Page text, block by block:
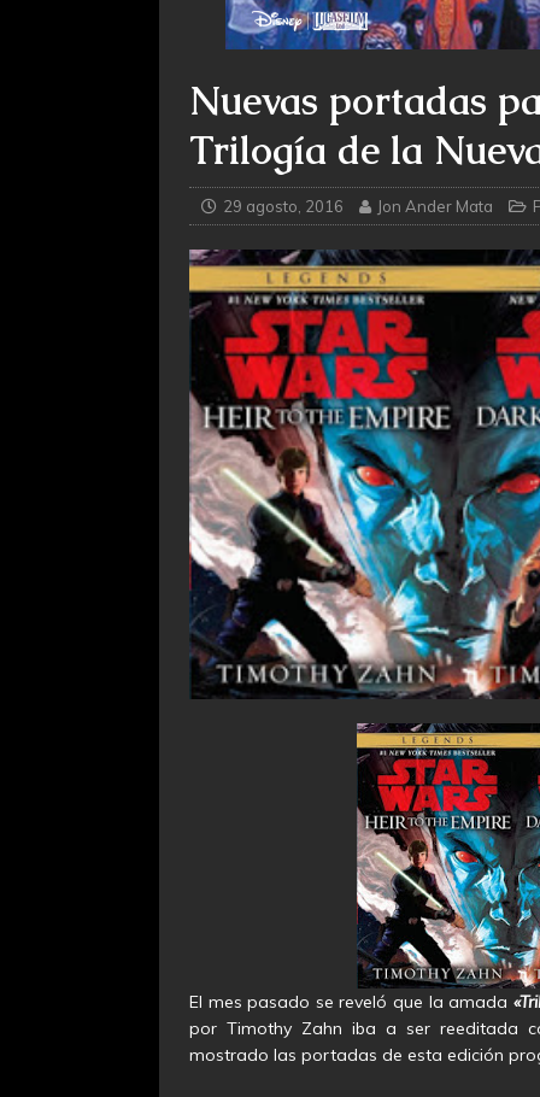
Nuevas portadas
Trilogía de la
29 agosto, 2016 Jon Ander Mata
El mes pasado se reveló que la amada
por Timothy Zahn iba a ser reeditada
mostrado las portadas de esta edición